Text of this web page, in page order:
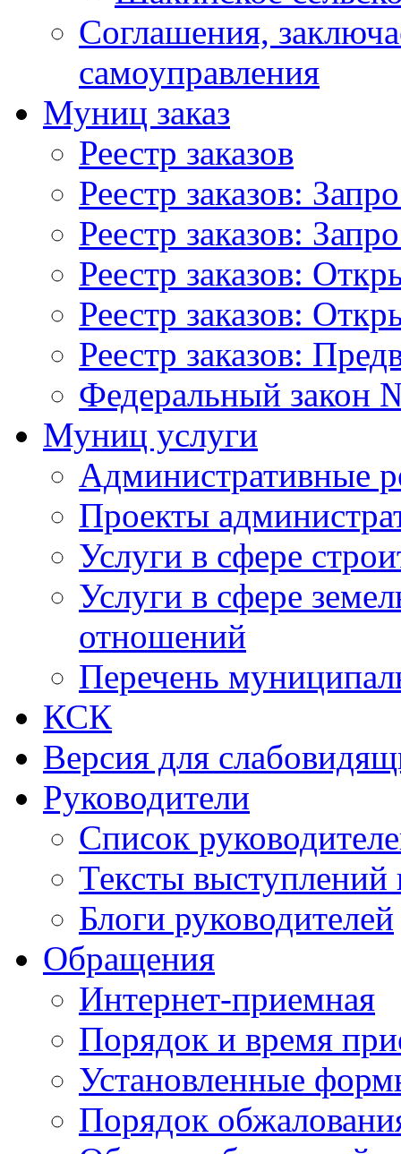
Соглашения,
самоуправления
Муниц заказ
Реестр заказов
Реестр заказов:
Реестр заказов:
Реестр заказов:
Реестр заказов:
Реестр заказов:
Федеральный закон
Муниц услуги
Административные
Проекты
Услуги в сфере
Услуги в сфере
отношений
Перечень
КСК
Версия для
Руководители
Список
Тексты выступлений
Блоги руководителей
Обращения
Интернет-приемная
Порядок и время
Установленные
Порядок